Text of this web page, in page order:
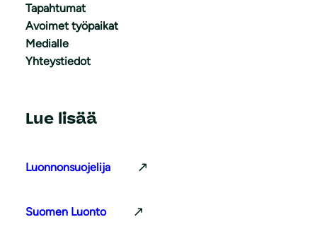
Tapahtumat
Avoimet työpaikat
Medialle
Yhteystiedot
Lue lisää
Luonnonsuojelija
Suomen Luonto